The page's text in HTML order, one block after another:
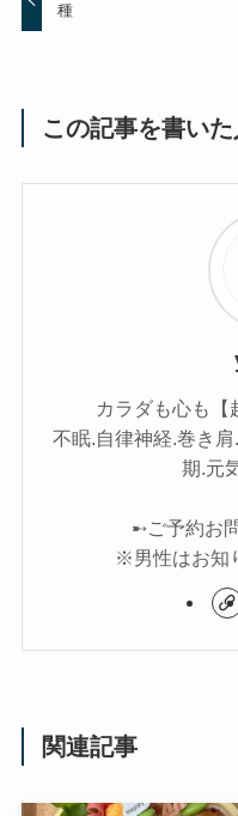
種
この記事を書いた
カラダも心も
不眠.自律神経.巻き
期.元
➸ご予約お
※男性はお知
関連記事